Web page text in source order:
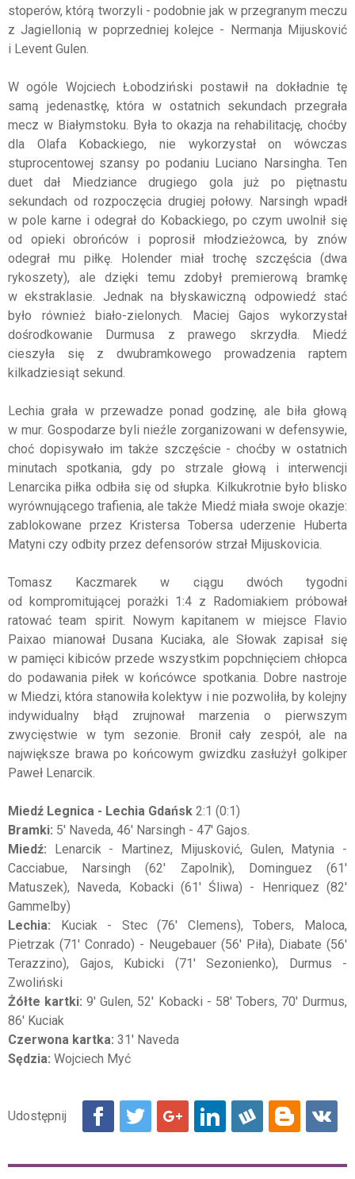
stoperów, którą tworzyli - podobnie jak w przegranym meczu
z Jagiellonią w poprzedniej kolejce - Nermanja Mijusković
i Levent Gulen.
W ogóle Wojciech Łobodziński postawił na dokładnie tę
samą jedenastkę, która w ostatnich sekundach przegrała
mecz w Białymstoku. Była to okazja na rehabilitację, choćby
dla Olafa Kobackiego, nie wykorzystał on wówczas
stuprocentowej szansy po podaniu Luciano Narsingha. Ten
duet dał Miedziance drugiego gola już po piętnastu
sekundach od rozpoczęcia drugiej połowy. Narsingh wpadł
w pole karne i odegrał do Kobackiego, po czym uwolnił się
od opieki obrońców i poprosił młodzieżowca, by znów
odegrał mu piłkę. Holender miał trochę szczęścia (dwa
rykoszety), ale dzięki temu zdobył premierową bramkę
w ekstraklasie. Jednak na błyskawiczną odpowiedź stać
było również biało-zielonych. Maciej Gajos wykorzystał
dośrodkowanie Durmusa z prawego skrzydła. Miedź
cieszyła się z dwubramkowego prowadzenia raptem
kilkadziesiąt sekund.
Lechia grała w przewadze ponad godzinę, ale biła głową
w mur. Gospodarze byli nieźle zorganizowani w defensywie,
choć dopisywało im także szczęście - choćby w ostatnich
minutach spotkania, gdy po strzale głową i interwencji
Lenarcika piłka odbiła się od słupka. Kilkukrotnie było blisko
wyrównującego trafienia, ale także Miedź miała swoje okazje:
zablokowane przez Kristersa Tobersa uderzenie Huberta
Matyni czy odbity przez defensorów strzał Mijuskovicia.
Tomasz Kaczmarek w ciągu dwóch tygodni
od kompromitującej porażki 1:4 z Radomiakiem próbował
ratować team spirit. Nowym kapitanem w miejsce Flavio
Paixao mianował Dusana Kuciaka, ale Słowak zapisał się
w pamięci kibiców przede wszystkim popchnięciem chłopca
do podawania piłek w końcówce spotkania. Dobre nastroje
w Miedzi, która stanowiła kolektyw i nie pozwoliła, by kolejny
indywidualny błąd zrujnował marzenia o pierwszym
zwycięstwie w tym sezonie. Bronił cały zespół, ale na
największe brawa po końcowym gwizdku zasłużył golkiper
Paweł Lenarcik.
Miedź Legnica - Lechia Gdańsk 2:1 (0:1)
Bramki: 5' Naveda, 46' Narsingh - 47' Gajos.
Miedź: Lenarcik - Martinez, Mijusković, Gulen, Matynia -
Cacciabue, Narsingh (62' Zapolnik), Dominguez (61'
Matuszek), Naveda, Kobacki (61' Śliwa) - Henriquez (82'
Gammelby)
Lechia: Kuciak - Stec (76' Clemens), Tobers, Maloca,
Pietrzak (71' Conrado) - Neugebauer (56' Piła), Diabate (56'
Terazzino), Gajos, Kubicki (71' Sezonienko), Durmus -
Zwoliński
Żółte kartki:9' Gulen, 52' Kobacki - 58' Tobers, 70' Durmus,
86' Kuciak
Czerwona kartka: 31' Naveda
Sędzia: Wojciech Myć